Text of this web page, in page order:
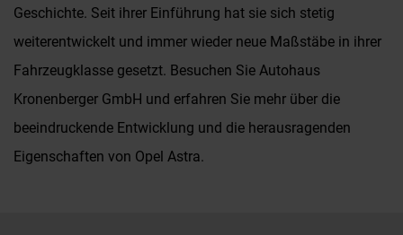
Geschichte. Seit ihrer Einführung hat sie sich stetig
weiterentwickelt und immer wieder neue Maßstäbe in ihrer
Fahrzeugklasse gesetzt. Besuchen Sie Autohaus
Kronenberger GmbH und erfahren Sie mehr über die
beeindruckende Entwicklung und die herausragenden
Eigenschaften von Opel Astra.